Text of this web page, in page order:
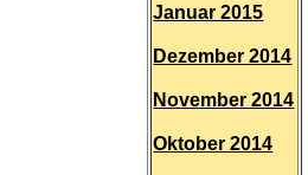
Januar 2015
Dezember 2014
November 2014
Oktober 2014